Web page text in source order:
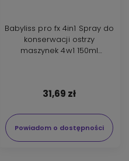
Babyliss pro fx 4in1 Spray do
konserwacji ostrzy
maszynek 4w1 150ml
31,69 zł
Powiadom o dostępności